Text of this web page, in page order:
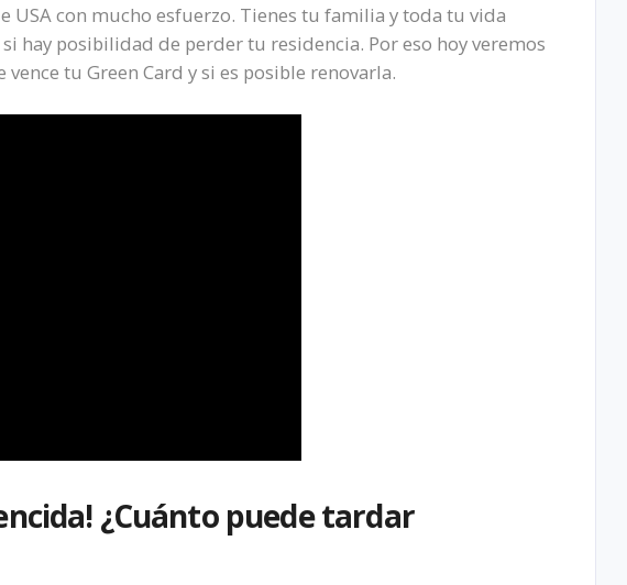
USA con mucho esfuerzo. Tienes tu familia y toda tu vida
hay posibilidad de perder tu residencia. Por eso hoy veremos
tu Green Card y si es posible renovarla.
¿Cuánto puede tardar